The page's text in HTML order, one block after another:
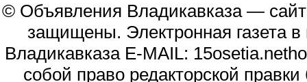
© Объявления Владикавказа —
защищены. Электронная газета
Владикавказа E-MAIL:
собой право редакторской